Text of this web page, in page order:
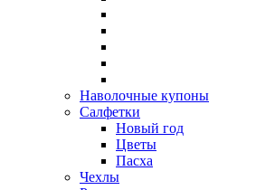
Наволочные купоны
Салфетки
Новый год
Цветы
Пасха
Чехлы